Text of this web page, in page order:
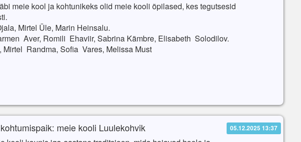
meie kool ja kohtunikeks olid meie kooli õpilased, kes tegutsesid
Mirtel Üle, Marin Heinsalu.
Aver, Romili Ehaviir, Sabrina Kämbre, Elisabeth Solodilov.
Mirtel Randma, Sofia Vares, Melissa Must
meie kooli Luulekohvik 05.12.2025 13:37